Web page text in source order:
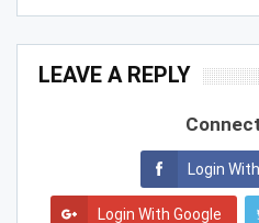
LEAVE A REPLY
Login
Login With Google